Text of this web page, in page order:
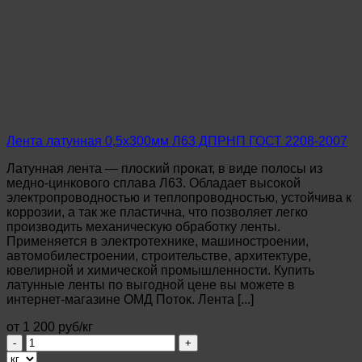
Лента латунная 0,5х300мм Л63 ДПРНП ГОСТ 2208-2007
Латунная лента — плоский прокат, в виде полосы из
медно-цинкового сплава Л63. Обладает высокой
электропроводностью и теплопроводностью, устойчива к
коррозии, а так же пластична, что позволяет легко
производить механическую обработку ленты.
Применяется в электротехнике, машиностроении,
автомобилестроении, строительстве, архитектуре,
ювелирной и химической промышленности. Купить
латунные ленты по выгодной цене вы можете в
интернет-магазине ОМД Поток. Лента [...]
от 1 200 руб/кг
Количество
товара